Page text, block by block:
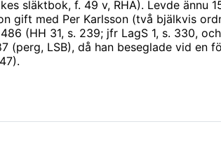
släktbok, f. 49 v, RHA). Levde ännu
gift med Per Karlsson (två bjälkvis
(HH 31, s. 239; jfr LagS 1, s. 330,
(perg, LSB), då han beseglade vid